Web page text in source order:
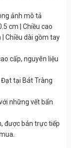
ảnh mô tả
cm | Chiều cao
| Chiều dài gồm tay
cấp, nguyên liệu
tại Bát Tràng
những vết bẩn
được bán trực tiếp